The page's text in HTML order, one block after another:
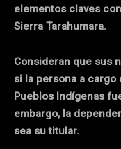
elementos claves
Sierra Tarahumara.
Consideran que sus
si la persona a cargo
Pueblos Indígenas
embargo, la
sea su titular.